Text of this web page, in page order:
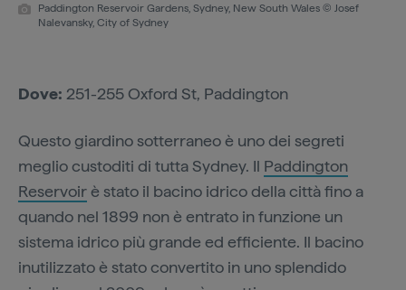
Paddington Reservoir Gardens, Sydney, New South Wales © Josef
Nalevansky, City of Sydney
Dove: 251-255 Oxford St, Paddington
Questo giardino sotterraneo è uno dei segreti
meglio custoditi di tutta Sydney. Il Paddington
Reservoirè stato il bacino idrico della città fino a
quando nel 1899 non è entrato in funzione un
sistema idrico più grande ed efficiente. Il bacino
inutilizzato è stato convertito in uno splendido